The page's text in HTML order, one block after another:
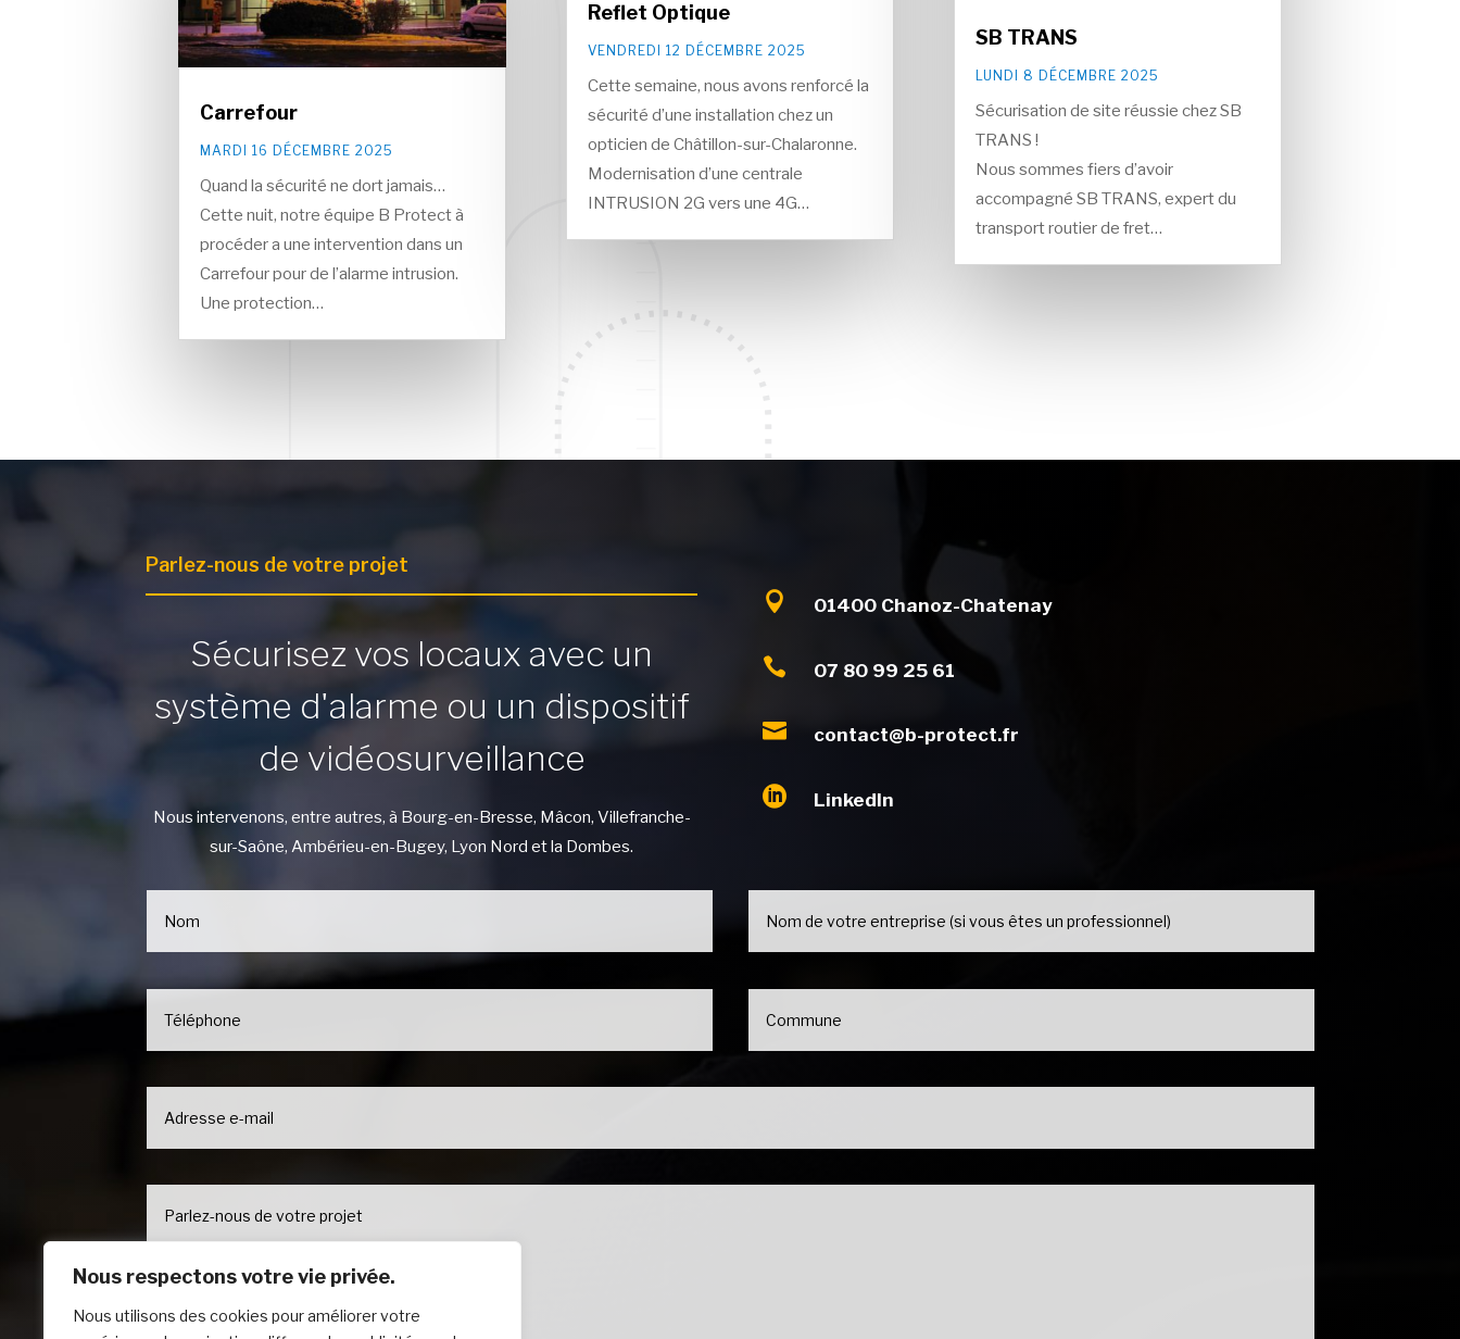
Nous respectons votre vie privée.
Nous utilisons des cookies pour améliorer votre
Carrefour
MARDI 16 DÉCEMBRE 2025
Quand la sécurité ne dort jamais…
Cette nuit, notre équipe B Protect à
procéder a une intervention dans un
Carrefour pour de l’alarme intrusion.
Une protection…
Reflet Optique
VENDREDI 12 DÉCEMBRE 2025
Cette semaine, nous avons renforcé la
sécurité d’une installation chez un
opticien de Châtillon-sur-Chalaronne.
Modernisation d’une centrale
INTRUSION 2G vers une 4G…
SB TRANS
LUNDI 8 DÉCEMBRE 2025
Sécurisation de site réussie chez SB
TRANS !
Nous sommes fiers d’avoir
accompagné SB TRANS, expert du
transport routier de fret…
Parlez-nous de votre projet
Sécurisez vos locaux avec un
système d'alarme ou un dispositif
de vidéosurveillance
Nous intervenons, entre autres, à Bourg-en-Bresse, Mâcon, Villefranche-
sur-Saône, Ambérieu-en-Bugey, Lyon Nord et la Dombes.
 01400 Chanoz-Chatenay
 07 80 99 25 61
 contact@b-protect.fr
 LinkedIn